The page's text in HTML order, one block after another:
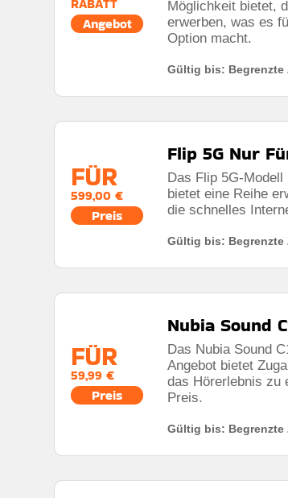
RABATT
Angebot
Möglichkeit bietet,
erwerben, was es
Option macht.
Gültig bis: Begrenzte
FÜR
599,00 €
Preis
Flip 5G Nur
Das Flip 5G-
bietet eine Reihe
die schnelles
Gültig bis: Begrenzte
FÜR
59,99 €
Preis
Nubia Sound
Das Nubia Sound
Angebot bietet
das Hörerlebnis zu
Preis.
Gültig bis: Begrenzte